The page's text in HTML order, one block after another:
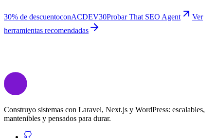
30% de descuentoconACDEV30Probar That SEO Agent
Ver
herramientas recomendadas
Construyo sistemas con Laravel, Next.js y WordPress: escalables,
mantenibles y pensados para durar.